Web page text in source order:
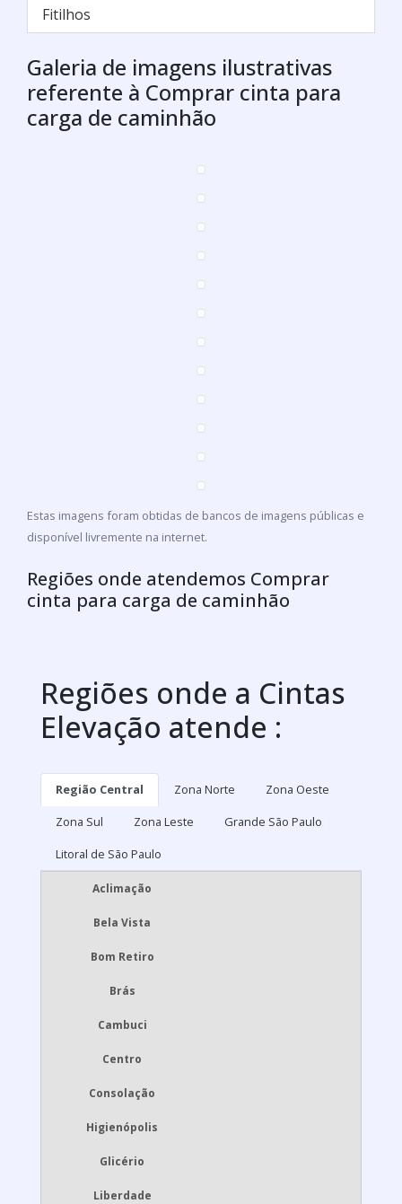
Fitilhos
Galeria de imagens ilustrativas
referente à Comprar cinta para
carga de caminhão
Estas imagens foram obtidas de bancos de imagens públicas e
disponível livremente na internet.
Regiões onde atendemos Comprar
cinta para carga de caminhão
Regiões onde a Cintas
Elevação atende :
Região Central Zona Norte
Zona Oeste
Zona Sul
Zona Leste
Grande São Paulo
Litoral de São Paulo
Aclimação
Bela Vista
Bom Retiro
Brás
Cambuci
Centro
Consolação
Higienópolis
Glicério
Liberdade